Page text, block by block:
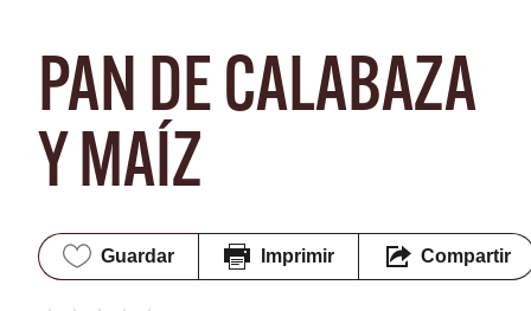
PAN DE CALABAZA
Y MAÍZ
Guardar Imprimir Compartir